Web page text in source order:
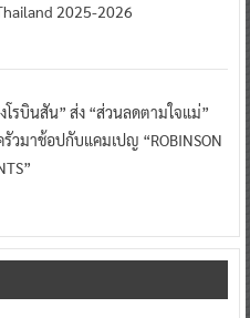
2025-2026
รบินสัน” ส่ง “ส่วนลดตามใจแม่”
วมาช้อปกับแคมเปญ “ROBINSON